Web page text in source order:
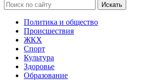
Искать
Политика и общество
Происшествия
ЖКХ
Спорт
Культура
Здоровье
Образование